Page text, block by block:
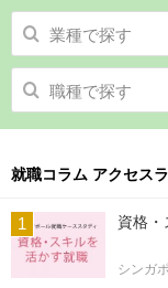
業種で探す
職種で探す
就職コラム アクセス
資格・
シンガ